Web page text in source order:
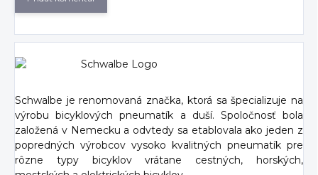
Schwalbe je renomovaná značka, ktorá sa špecializuje na
výrobu bicyklových pneumatík a duší. Spoločnosť bola
založená v Nemecku a odvtedy sa etablovala ako jeden z
popredných výrobcov vysoko kvalitných pneumatík pre
rôzne typy bicyklov vrátane cestných, horských,